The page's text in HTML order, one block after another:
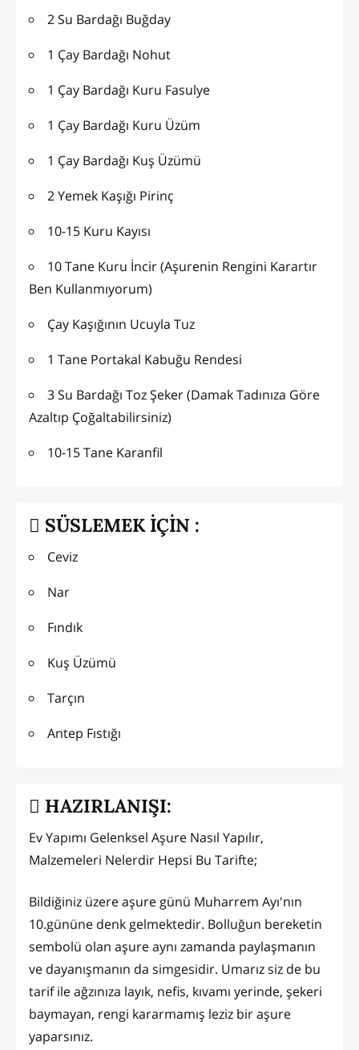
2 Su Bardağı Buğday
1 Çay Bardağı Nohut
1 Çay Bardağı Kuru Fasulye
1 Çay Bardağı Kuru Üzüm
1 Çay Bardağı Kuş Üzümü
2 Yemek Kaşığı Pirinç
10-15 Kuru Kayısı
10 Tane Kuru İncir (Aşurenin Rengini Karartır
Ben Kullanmıyorum)
Çay Kaşığının Ucuyla Tuz
1 Tane Portakal Kabuğu Rendesi
3 Su Bardağı Toz Şeker (Damak Tadınıza Göre
Azaltıp Çoğaltabilirsiniz)
10-15 Tane Karanfil
SÜSLEMEK İÇİN :
Ceviz
Nar
Fındık
Kuş Üzümü
Tarçın
Antep Fıstığı
HAZIRLANIŞI:
Ev Yapımı Gelenksel Aşure Nasıl Yapılır,
Malzemeleri Nelerdir Hepsi Bu Tarifte;
Bildiğiniz üzere aşure günü Muharrem Ayı'nın
10.gününe denk gelmektedir. Bolluğun bereketin
sembolü olan aşure aynı zamanda paylaşmanın
ve dayanışmanın da simgesidir. Umarız siz de bu
tarif ile ağzınıza layık, nefis, kıvamı yerinde, şekeri
baymayan, rengi kararmamış leziz bir aşure
yaparsınız.